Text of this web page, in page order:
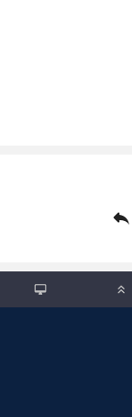

 